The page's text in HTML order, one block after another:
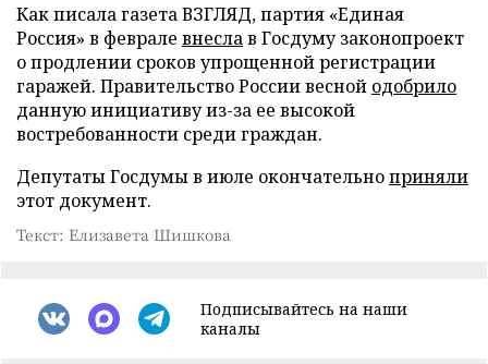
Как писала газета ВЗГЛЯД, партия «Единая
Россия» в феврале внеслав Госдуму законопроект
о продлении сроков упрощенной регистрации
гаражей. Правительство России весной одобрило
данную инициативу из-за ее высокой
востребованности среди граждан.
Депутаты Госдумы в июле окончательноприняли
этот документ.
Текст: Елизавета Шишкова
Подписывайтесь на наши
каналы